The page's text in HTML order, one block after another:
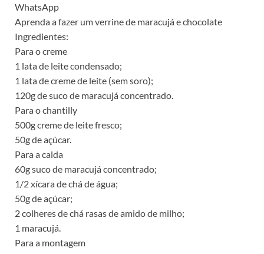
WhatsApp
Aprenda a fazer um verrine de maracujá e chocolate
Ingredientes:
Para o creme
1 lata de leite condensado;
1 lata de creme de leite (sem soro);
120g de suco de maracujá concentrado.
Para o chantilly
500g creme de leite fresco;
50g de açúcar.
Para a calda
60g suco de maracujá concentrado;
1/2 xícara de chá de água;
50g de açúcar;
2 colheres de chá rasas de amido de milho;
1 maracujá.
Para a montagem